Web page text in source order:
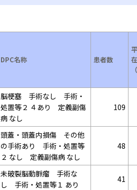
DPC名称 患者数
脳梗塞 手術なし 手術・
処置等２ ４あり 定義副傷
病 なし
109
頭蓋・頭蓋内損傷 その他
の手術あり 手術・処置等
２ なし 定義副傷病 なし
48
未破裂脳動脈瘤 手術な
し 手術・処置等１ あり
41